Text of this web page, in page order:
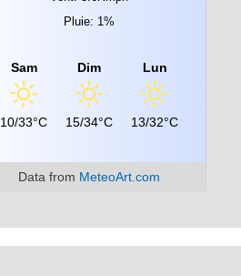
Pluie: 1%
Sam
10/33°C
Dim
15/34°C
Lun
13/32°C
Data from MeteoArt.com